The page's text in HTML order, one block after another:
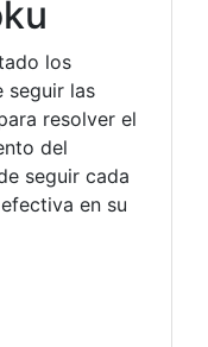
los
seguir las
resolver el
del
seguir cada
en su